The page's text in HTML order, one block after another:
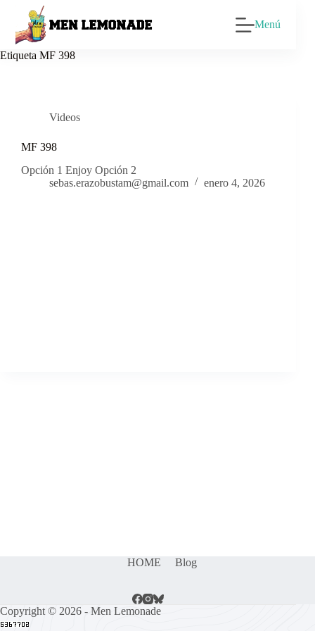
contenido
Menú
Etiqueta MF 398
Videos
MF 398
Opción 1 Enjoy Opción 2
sebas.erazobustam@gmail.com
enero 4, 2026
HOME Blog
Copyright © 2026 - Men Lemonade